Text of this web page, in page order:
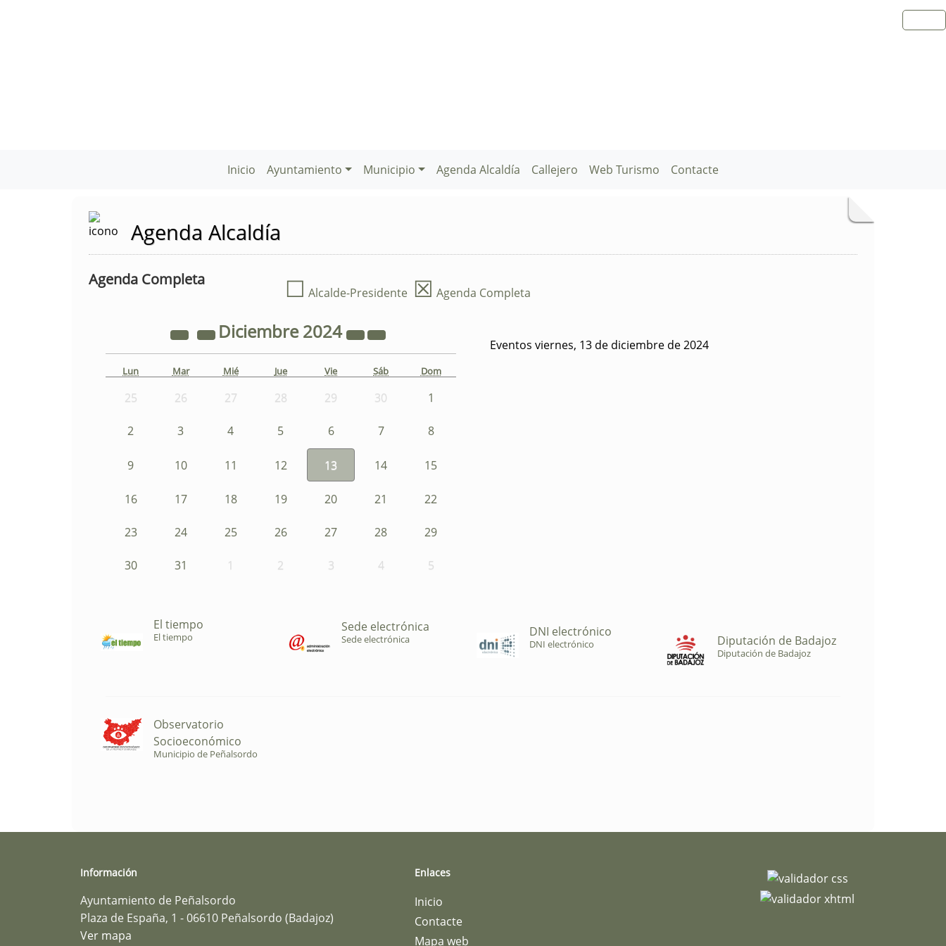
Inicio Ayuntamiento Municipio Agenda Alcaldía Callejero Web Turismo Contacte
Agenda Alcaldía
Agenda Completa ☐ Alcalde-Presidente ☒ Agenda Completa
Diciembre2024
Lun Mar Mié Jue Vie Sáb Dom
25 26 27 28 29 30 1
2 3 4 5 6 7 8
9 10 11 12 13 14 15
16 17 18 19 20 21 22
23 24 25 26 27 28 29
30 31 1 2 3 4 5
Eventos viernes, 13 de diciembre de 2024
El tiempo
El tiempo
Sede electrónica
Sede electrónica DNI electrónico
DNI electrónico Diputación de Badajoz
Diputación de Badajoz
Observatorio
Socioeconómico
Municipio de Peñalsordo
Información
Ayuntamiento de Peñalsordo
Plaza de España, 1 - 06610 Peñalsordo (Badajoz)
Ver mapa
Enlaces
Inicio
Contacte
Mapa web